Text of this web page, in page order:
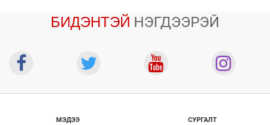
БИДЭНТЭЙ НЭГДЭЭРЭЙ
МЭДЭЭ СУРГАЛТ